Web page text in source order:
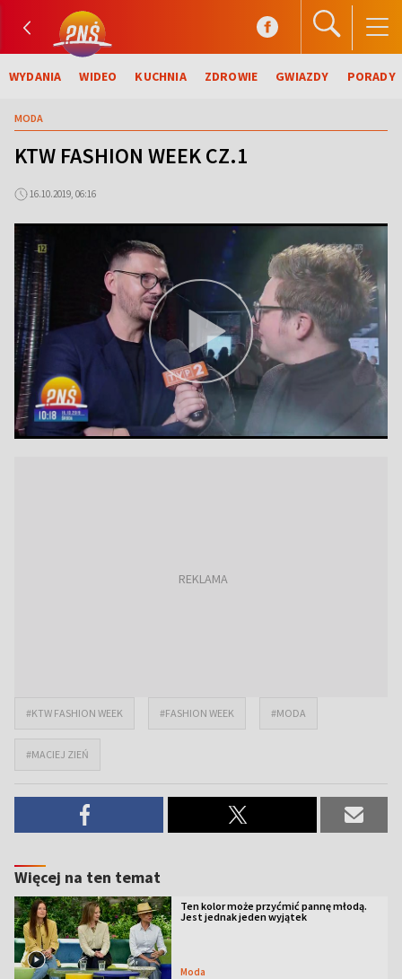
WYDANIA WIDEO KUCHNIA ZDROWIE GWIAZDY PORADY
MODA
KTW FASHION WEEK CZ.1
16.10.2019, 06:16
#KTW FASHION WEEK #FASHION WEEK #MODA
#MACIEJ ZIEŃ
Więcej na ten temat
Ten kolor może przyćmić pannę młodą.
Jest jednak jeden wyjątek
Moda